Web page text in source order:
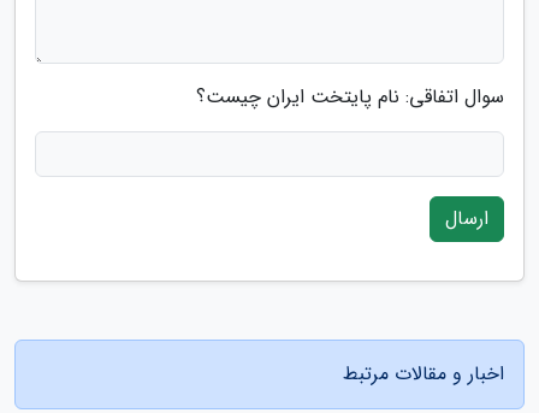
سوال اتفاقی: نام پایتخت ایران چیست؟
ارسال
اخبار و مقالات مرتبط